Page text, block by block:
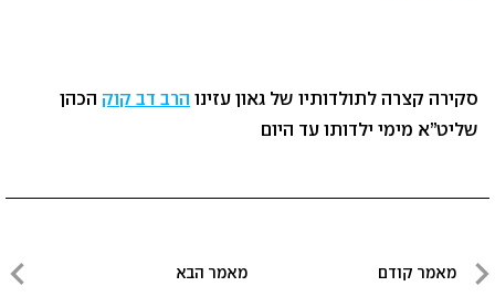
סקירה קצרה לתולדותיו של גאון עזינו הרב דב קוק הכהן
שליט”א מימי ילדותו עד היום
ניווט מאמר הבא מאמר קודם